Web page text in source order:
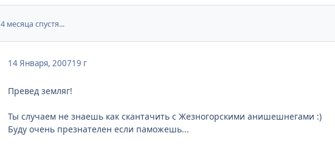
4 месяца спустя...
14 Января, 200719 г
Превед земляг!
Ты случаем не знаешь как скантачить с Жезногорскими анишешнегами :)
Буду очень презнателен если паможешь...